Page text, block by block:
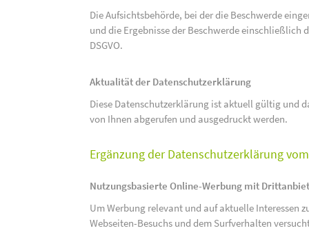
Die Aufsichtsbehörde, bei der die Beschwerde
und die Ergebnisse der Beschwerde
DSGVO.
Aktualität der Datenschutzerklärung
Diese Datenschutzerklärung ist aktuell gültig und
von Ihnen abgerufen und ausgedruckt werden.
Ergänzung der Datenschutzerklärung
Nutzungsbasierte Online-Werbung mit
Um Werbung relevant und auf aktuelle Interessen
Webseiten-Besuchs und dem Surfverhalten